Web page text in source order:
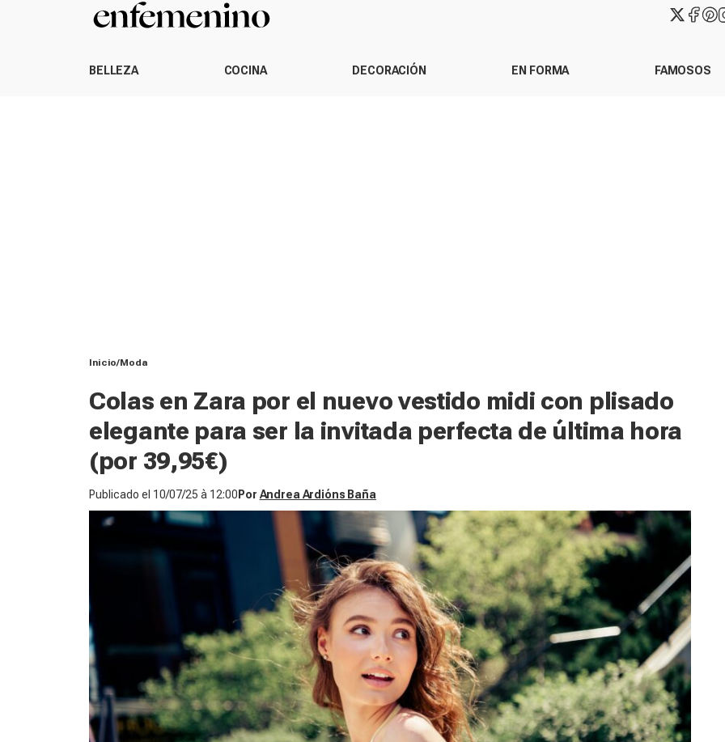
BELLEZA COCINA DECORACIÓN EN FORMA FAMOSOS
Inicio Moda
Colas en Zara por el nuevo vestido midi con plisado
elegante para ser la invitada perfecta de última hora
(por 39,95€)
Publicado el 10/07/25 à 12:00 Por Andrea Ardións Baña